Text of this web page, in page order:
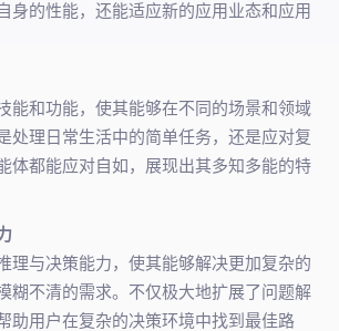
身的性能，还能适应新的应用业态和应用
能和功能，使其能够在不同的场景和领域
处理日常生活中的简单任务，还是应对复
体都能应对自如，展现出其多知多能的特
理与决策能力，使其能够解决更加复杂的
糊不清的需求。不仅极大地扩展了问题解
助用户在复杂的决策环境中找到最佳路